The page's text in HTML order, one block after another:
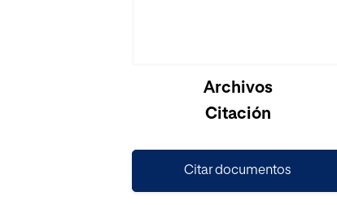
Archivos
Citación
Citar documentos